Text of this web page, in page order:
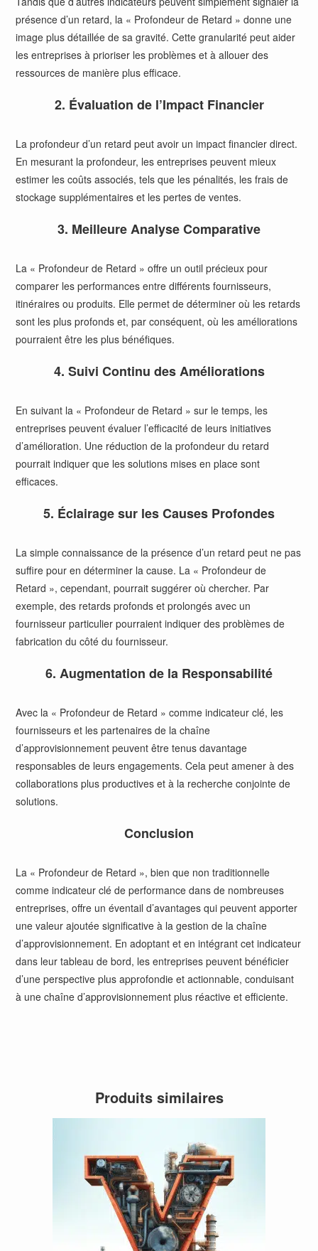
présence d’un retard, la « Profondeur de Retard » donne une
image plus détaillée de sa gravité. Cette granularité peut aider
les entreprises à prioriser les problèmes et à allouer des
ressources de manière plus efficace.
2. Évaluation de l’Impact Financier
La profondeur d’un retard peut avoir un impact financier direct.
En mesurant la profondeur, les entreprises peuvent mieux
estimer les coûts associés, tels que les pénalités, les frais de
stockage supplémentaires et les pertes de ventes.
3. Meilleure Analyse Comparative
La « Profondeur de Retard » offre un outil précieux pour
comparer les performances entre différents fournisseurs,
itinéraires ou produits. Elle permet de déterminer où les retards
sont les plus profonds et, par conséquent, où les améliorations
pourraient être les plus bénéfiques.
4. Suivi Continu des Améliorations
En suivant la « Profondeur de Retard » sur le temps, les
entreprises peuvent évaluer l’efficacité de leurs initiatives
d’amélioration. Une réduction de la profondeur du retard
pourrait indiquer que les solutions mises en place sont
efficaces.
5. Éclairage sur les Causes Profondes
La simple connaissance de la présence d’un retard peut ne pas
suffire pour en déterminer la cause. La « Profondeur de
Retard », cependant, pourrait suggérer où chercher. Par
exemple, des retards profonds et prolongés avec un
fournisseur particulier pourraient indiquer des problèmes de
fabrication du côté du fournisseur.
6. Augmentation de la Responsabilité
Avec la « Profondeur de Retard » comme indicateur clé, les
fournisseurs et les partenaires de la chaîne
d’approvisionnement peuvent être tenus davantage
responsables de leurs engagements. Cela peut amener à des
collaborations plus productives et à la recherche conjointe de
solutions.
Conclusion
La « Profondeur de Retard », bien que non traditionnelle
comme indicateur clé de performance dans de nombreuses
entreprises, offre un éventail d’avantages qui peuvent apporter
une valeur ajoutée significative à la gestion de la chaîne
d’approvisionnement. En adoptant et en intégrant cet indicateur
dans leur tableau de bord, les entreprises peuvent bénéficier
d’une perspective plus approfondie et actionnable, conduisant
à une chaîne d’approvisionnement plus réactive et efficiente.
Produits similaires